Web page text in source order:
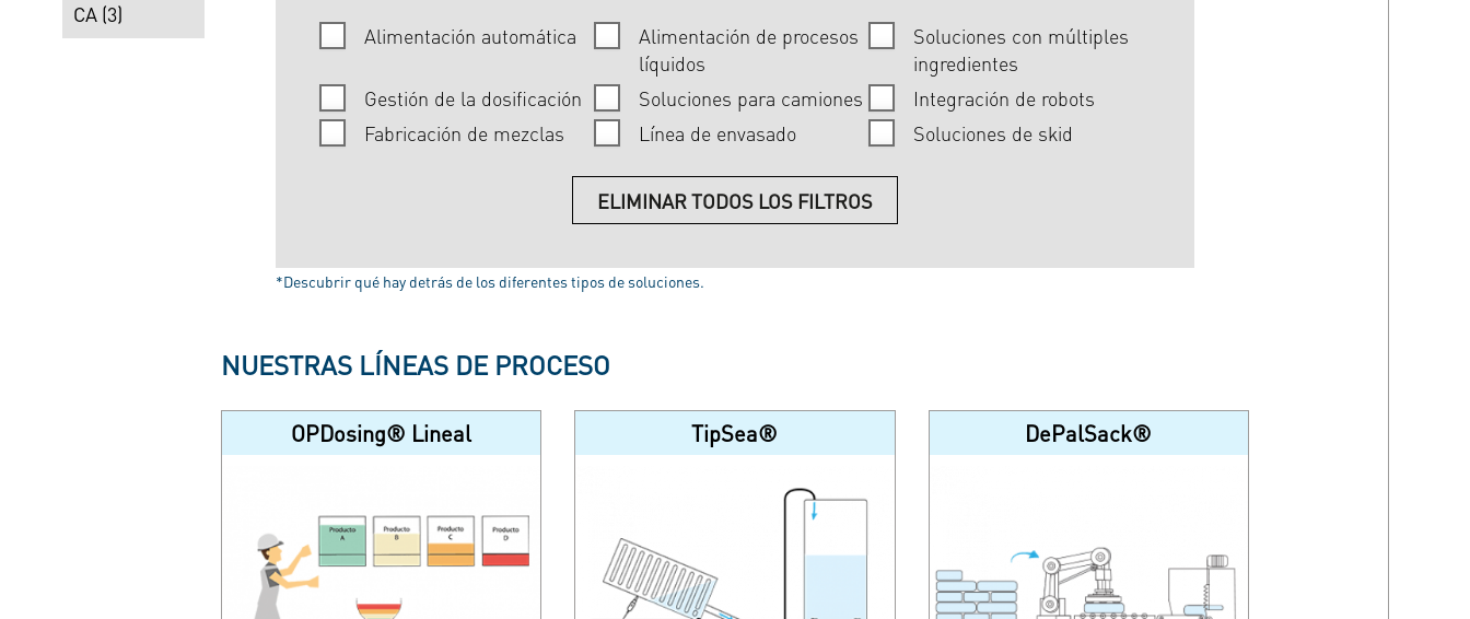
CA (3)
Alimentación automática
Alimentación de procesos
líquidos
Soluciones con múltiples
ingredientes
Gestión de la dosificación
Soluciones para camiones
Integración de robots
Fabricación de mezclas
Línea de envasado Soluciones de skid
ELIMINAR TODOS LOS FILTROS
*Descubrir qué hay detrás de los diferentes tipos de soluciones.
NUESTRAS LÍNEAS DE PROCESO
OPDosing® Lineal TipSea® DePalSack®